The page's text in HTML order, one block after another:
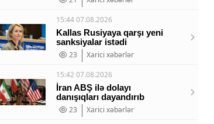
15:44 07.08.2026
Kallas Rusiyaya qarşı yeni
sanksiyalar istədi
23
Xarici xəbərlər
15:42 07.08.2026
İran ABŞ ilə dolayı
danışıqları dayandırıb
23
Xarici xəbərlər